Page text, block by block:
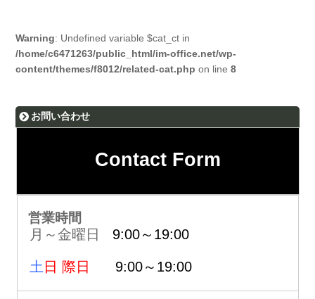
Warning: Undefined variable $cat_ct in
/home/c6471263/public_html/im-office.net/wp-
content/themes/f8012/related-cat.php on line8
お問い合わせ
Contact Form
営業時間
月～金曜日 9:00～19:00
土 日 際日 9:00～19:00